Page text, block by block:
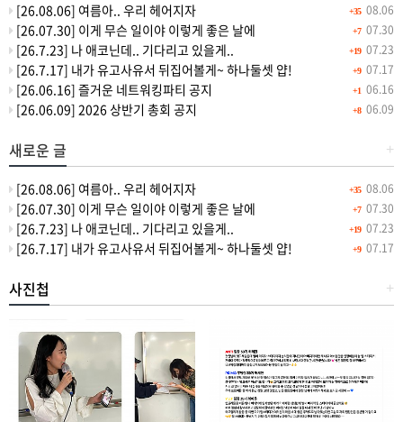
+35 08.06
[26.08.06] 여름아.. 우리 헤어지자
+7 07.30
[26.07.30] 이게 무슨 일이야 이렇게 좋은 날에
+19 07.23
[26.7.23] 나 애코닌데.. 기다리고 있을게..
+9 07.17
[26.7.17] 내가 유고사유서 뒤집어볼게~ 하나둘셋 얍!
+1 06.16
[26.06.16] 즐거운 네트워킹파티 공지
+8 06.09
[26.06.09] 2026 상반기 총회 공지
+
새로운 글
+35 08.06
[26.08.06] 여름아.. 우리 헤어지자
+7 07.30
[26.07.30] 이게 무슨 일이야 이렇게 좋은 날에
+19 07.23
[26.7.23] 나 애코닌데.. 기다리고 있을게..
+9 07.17
[26.7.17] 내가 유고사유서 뒤집어볼게~ 하나둘셋 얍!
+
사진첩